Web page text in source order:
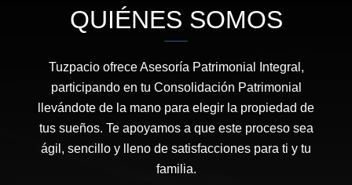
QUIÉNES SOMOS
Tuzpacio ofrece Asesoría Patrimonial Integral,
participando en tu Consolidación Patrimonial
llevándote de la mano para elegir la propiedad de
tus sueños. Te apoyamos a que este proceso sea
ágil, sencillo y lleno de satisfacciones para ti y tu
familia.